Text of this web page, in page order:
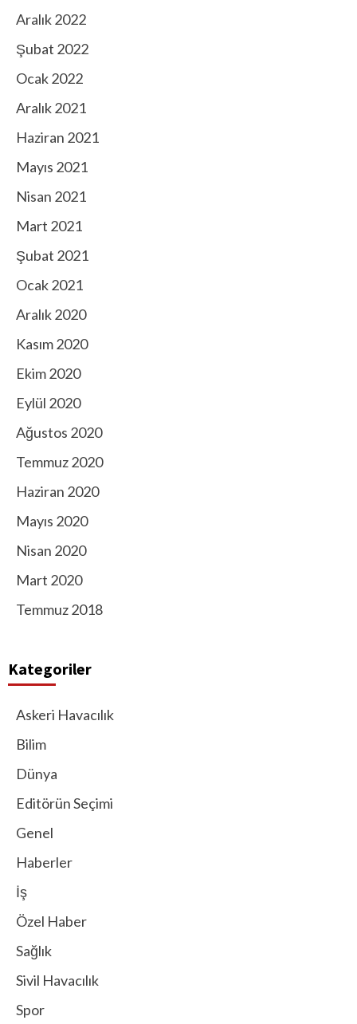
Aralık 2022
Şubat 2022
Ocak 2022
Aralık 2021
Haziran 2021
Mayıs 2021
Nisan 2021
Mart 2021
Şubat 2021
Ocak 2021
Aralık 2020
Kasım 2020
Ekim 2020
Eylül 2020
Ağustos 2020
Temmuz 2020
Haziran 2020
Mayıs 2020
Nisan 2020
Mart 2020
Temmuz 2018
Kategoriler
Askeri Havacılık
Bilim
Dünya
Editörün Seçimi
Genel
Haberler
İş
Özel Haber
Sağlık
Sivil Havacılık
Spor